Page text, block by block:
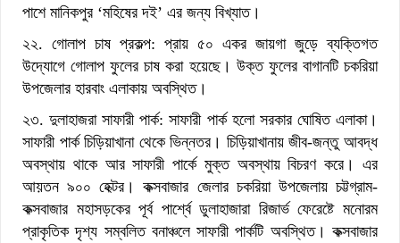
পাশে মানিকপুর ‘মহিষের দই’ এর জন্য বিখ্যাত।
২২. গোলাপ চাষ প্রকল্প: প্রায় ৫০ একর জায়গা জুড়ে ব্যক্তিগত
উদ্যোগে গোলাপ ফুলের চাষ করা হয়েছে। উক্ত ফুলের বাগানটি চকরিয়া
উপজেলার হারবাং এলাকায় অবস্থিত।
২৩. দুলাহাজরা সাফারী পার্ক: সাফারী পার্ক হলো সরকার ঘোষিত এলাকা।
সাফারী পার্ক চিড়িয়াখানা থেকে ভিন্নতর। চিড়িয়াখানায় জীব-জন্তু আবদ্ধ
অবস্থায় থাকে আর সাফারী পার্কে মুক্ত অবস্থায় বিচরণ করে। এর
আয়তন ৯০০ হেক্টর। কক্সবাজার জেলার চকরিয়া উপজেলায় চট্টগ্রাম-
কক্সবাজার মহাসড়কের পূর্ব পার্শ্বে ডুলাহাজারা রিজার্ভ ফেরেষ্টে মনোরম
প্রাকৃতিক দৃশ্য সম্বলিত বনাঞ্চলে সাফারী পার্কটি অবস্থিত। কক্সবাজার